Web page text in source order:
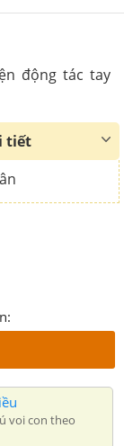
động tác tay
tiết
voi con theo